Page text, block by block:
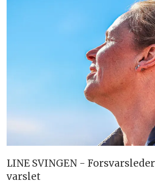
LINE SVINGEN -
varslet